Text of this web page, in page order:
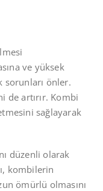
ve yüksek
sorunları önler.
de artırır. Kombi
sağlayarak
düzenli olarak
kombilerin
ömürlü olmasını